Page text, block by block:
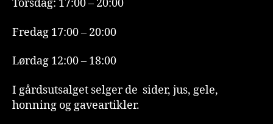
Torsdag: 17:00 – 20:00
Fredag 17:00 – 20:00
Lørdag 12:00 – 18:00
I gårdsutsalget selger de sider, jus, gele,
honning og gaveartikler.